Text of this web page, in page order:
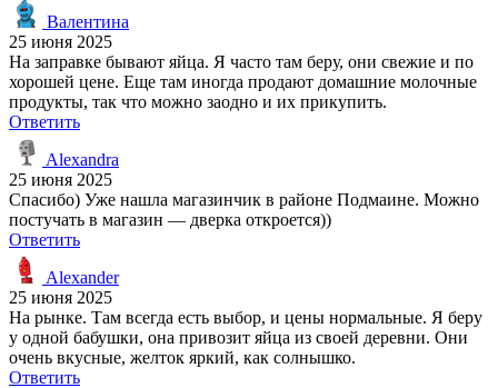
Валентина
25 июня 2025
На заправке бывают яйца. Я часто там беру, они свежие и по
хорошей цене. Еще там иногда продают домашние молочные
продукты, так что можно заодно и их прикупить.
Ответить
Alexandra
25 июня 2025
Спасибо) Уже нашла магазинчик в районе Подмаине. Можно
постучать в магазин — дверка откроется))
Ответить
Alexander
25 июня 2025
На рынке. Там всегда есть выбор, и цены нормальные. Я беру
у одной бабушки, она привозит яйца из своей деревни. Они
очень вкусные, желток яркий, как солнышко.
Ответить